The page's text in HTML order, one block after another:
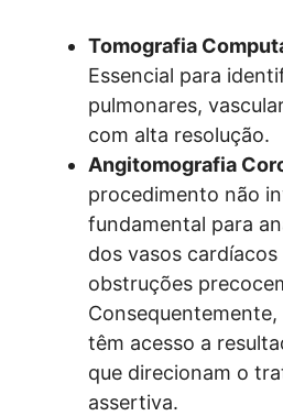
Tomografia
Essencial para
pulmonares,
com alta resolução.
Angitomografia
procedimento não
fundamental para
dos vasos
obstruções
têm acesso a
que direcionam o
assertiva.